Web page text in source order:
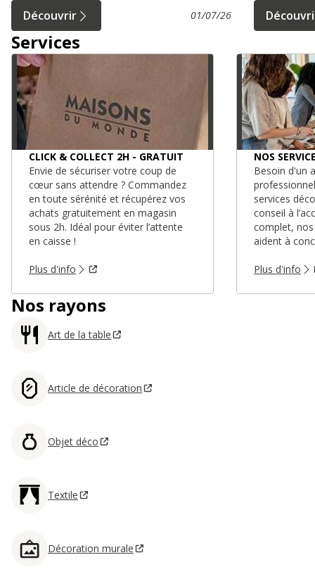
Découvrir 01/07/26
Services
CLICK & COLLECT 2H - GRATUIT
Envie de sécuriser votre coup de
cœur sans attendre ? Commandez
en toute sérénité et récupérez vos
achats gratuitement en magasin
sous 2h. Idéal pour éviter l’attente
en caisse !
Plus d'info
NOS
Besoin d'un
services
conseil à
complet,
aident à
Plus d'info
Nos rayons
Art de la table
Article de décoration
Objet déco
Textile
Décoration murale